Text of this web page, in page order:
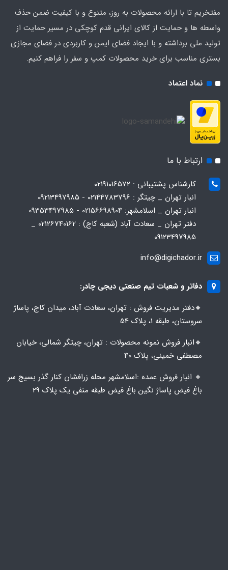
نماد اعتماد
مفتخریم تا با ارائه محصولات به روز، متنوع و با کیفیت ضمن حذف
واسطه ها و حمایت از کالای ایرانی قدم کوچکی در مسیر حمایت از
تولید ملی برداشته و با ایجاد فضای ایمن و کاربردی در فضای مجازی
بستری مناسب برای خرید محصولات کمپ و سفر را فراهم کنیم.
ارتباط با ما
کارشناس پشتیبانی : 02191016572
انبار تهران _ چیتگر : 02144783796 - 09213497985
انبار تهران _ اسلامشهر: 02156698904 - 09353497985
دفتر تهران _ سعادت آباد (شعبه کاج) : 02126740162 _
09123497985
info@digichador.ir
دفاتر و شعبات تیم صنعتی دیجی چادر:
🔸️​​دفتر مدیریت فروش : تهران، سعادت آباد، میدان کاج، پاساژ
سروستان، طبقه 1، پلاک 54
🔸️​​انبار فروش نمونه محصولات : تهران، چیتگر شمالی، خیابان
مصطفی خمینی، پلاک 40
🔸️ انبار فروش عمده :اسلامشهر محله زرافشان کنار گذر بسیج سر
باغ فیض پاساژ نگین باغ فیض طبقه منفی یک پلاک ۲۹